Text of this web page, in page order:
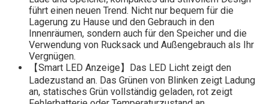
führt einen neuen Trend. Nicht nur bequem für die
Lagerung zu Hause und den Gebrauch in den
Innenräumen, sondern auch für den Speicher und die
Verwendung von Rucksack und Außengebrauch als Ihr
Vergnügen.
【Smart LED Anzeige】Das LED Licht zeigt den
Ladezustand an. Das Grünen von Blinken zeigt Ladung
an, statisches Grün vollständig geladen, rot zeigt